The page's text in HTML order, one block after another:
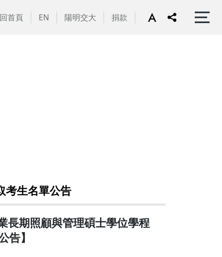
回首頁 EN 陽明交大 捐款
考生名單公告
長期照顧與管理碩士學位學程
告】